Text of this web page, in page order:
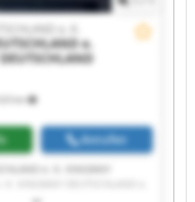
223 km
e.
Anrufen
e. K. KINGWAY